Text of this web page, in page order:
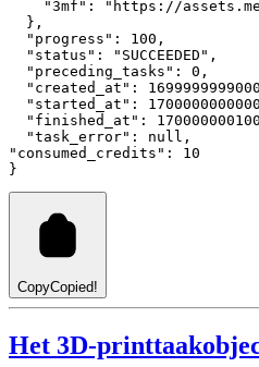
"3mf" :
"https://
  }
,
"progress" : 100 ,
"status" : "SUCCEEDED" ,
"preceding_tasks" : 0 ,
"created_at" : 1699999999000
"started_at" : 1700000000000
"finished_at" :
"task_error" : null ,
"consumed_credits" : 10
}
CopyCopied!
Het 3D-